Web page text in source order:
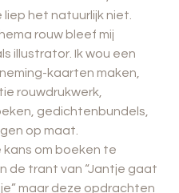
liep het natuurlijk niet.
rouw bleef mij
illustrator. Ik wou een
kaarten maken,
rouwdrukwerk,
gedichtenbundels,
op maat.
kans om boeken te
de trant van “Jantje gaat
maar deze opdrachten